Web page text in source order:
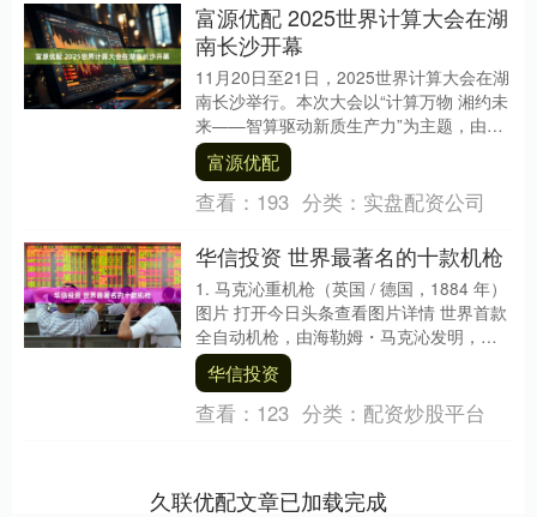
富源优配 2025世界计算大会在湖
南长沙开幕
11月20日至21日，2025世界计算大会在湖
南长沙举行。本次大会以“计算万物 湘约未
来——智算驱动新质生产力”为主题，由湖
南省人民政府主办。 上证报中国证券网....
富源优配
查看： 193 分类： 实盘配资公司
华信投资 世界最著名的十款机枪
1. 马克沁重机枪（英国 / 德国，1884 年）
图片 打开今日头条查看图片详情 世界首款
全自动机枪，由海勒姆・马克沁发明，采
用枪管短后坐原理、水冷设计，彻底....
华信投资
查看： 123 分类： 配资炒股平台
久联优配文章已加载完成